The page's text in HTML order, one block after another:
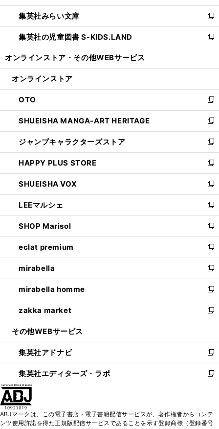
開
く
ウ
で
開
く
ン
ド
ウ
で
ウ
ィ
ン
ド
開
集英社みらい文庫
新
し
い
ン
ウ
で
開
く
集英社の児童図書 S-KIDS.LAND
新
ウ
ン
ド
ウ
で
開
く
オンラインストア・ その他WEBサービス
オンラインストア
OTO
新
し
い
ウ
ィ
ン
ド
ウ
で
開
く
SHUEISHA MANGA-ART HERITAGE
新
し
い
ウ
ィ
ン
ド
ウ
で
開
く
ジャンプキャラクターズストア
新
し
い
ウ
ィ
ン
ド
ウ
で
開
く
HAPPY PLUS STORE
新
し
い
ウ
ィ
ン
ド
ウ
で
開
く
SHUEISHA VOX
新
し
い
ウ
ィ
ン
ド
ウ
で
開
く
LEEマルシェ
新
し
い
ウ
ィ
ン
ド
ウ
で
開
く
SHOP Marisol
新
し
い
ウ
ィ
ン
ド
ウ
で
開
eclat premium
新
し
い
ウ
ィ
ン
ド
ウ
開
く
mirabella
新
し
い
ウ
ィ
ン
ウ
で
開
く
mirabella homme
新
し
い
ウ
ン
ド
ウ
で
zakka market
新
し
ウ
ィ
ン
ド
く
その他WEBサービス
集英社アドナビ
新
し
い
ド
ウ
集英社エディターズ・ラボ
新
ィ
ン
ABJマークは、この電子書店・電子書籍配信サービスが、著作権者からコンテ
ンツ使用許諾を得た正規版配信サービスであることを示す登録商標（登録番号